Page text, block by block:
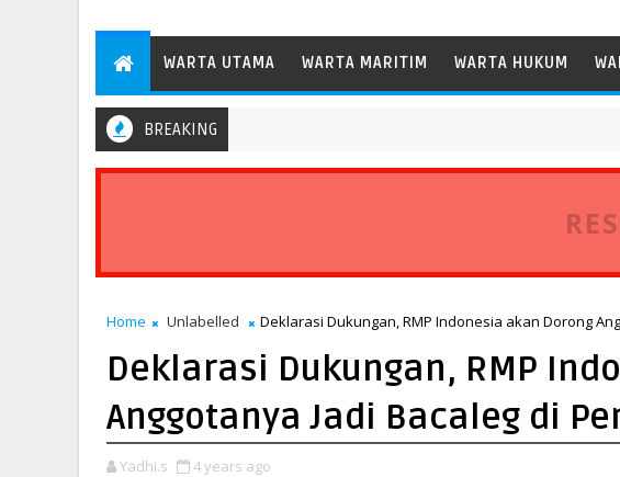
WARTA UTAMA WARTA MARITIM WARTA HUKUM
BREAKING
Regional 2 Bengkulu Catat Pertumbuhan Arus Barang 35,6 Persen, Perkuat
Home Unlabelled Deklarasi Dukungan, RMP Indonesia akan Dorong
Deklarasi Dukungan, RMP
Anggotanya Jadi Bacaleg di
Yadhi.s 4 years ago